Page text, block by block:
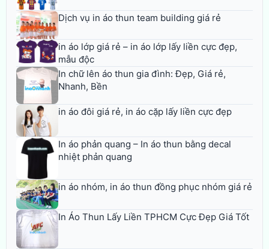
Dịch vụ in áo thun team building giá rẻ
in áo lớp giá rẻ – in áo lớp lấy liền cực đẹp,
mẫu độc
In chữ lên áo thun gia đình: Đẹp, Giá rẻ,
Nhanh, Bền
in áo đôi giá rẻ, in áo cặp lấy liền cực đẹp
In áo phản quang – In áo thun bằng decal
nhiệt phản quang
in áo nhóm, in áo thun đồng phục nhóm giá rẻ
In Áo Thun Lấy Liền TPHCM Cực Đẹp Giá Tốt